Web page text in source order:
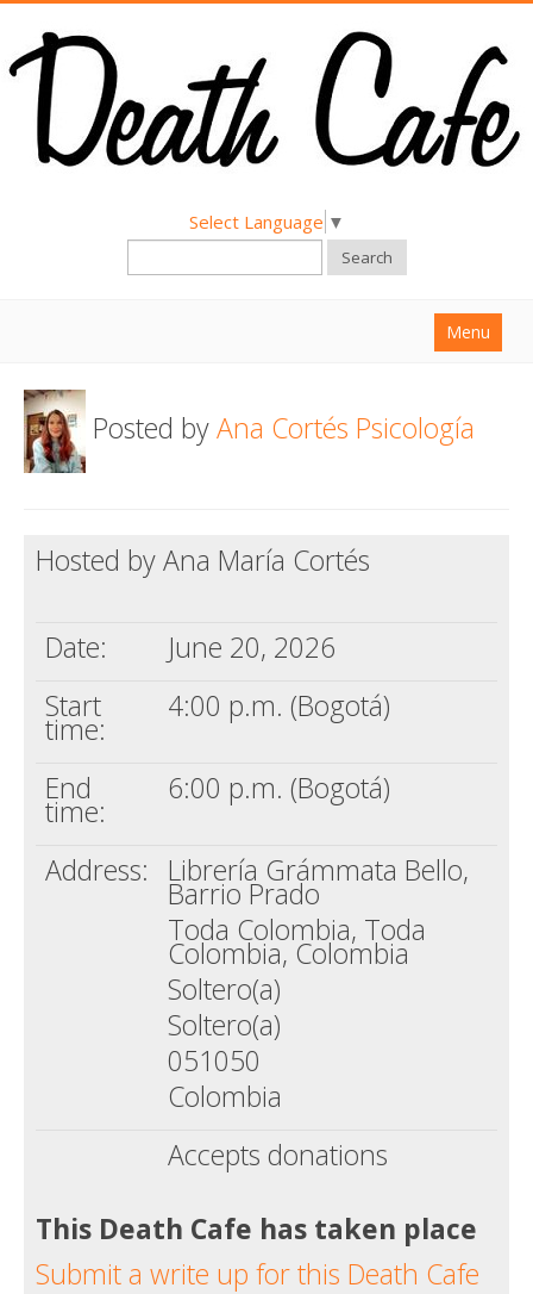
Select Language ▼
Search
Menu
About
Find a Death Cafe
Death conversation
Posted byAna Cortés Psicología
Hosted by Ana María Cortés
Date:
June 20, 2026
Start
time:
4:00 p.m. (Bogotá)
End
time:
6:00 p.m. (Bogotá)
Address: Librería Grámmata Bello,
Barrio Prado
Toda Colombia, Toda
Colombia, Colombia
Soltero(a)
Soltero(a)
051050
Colombia
Accepts donations
This Death Cafe has taken place
Submit a write up for this Death Cafe